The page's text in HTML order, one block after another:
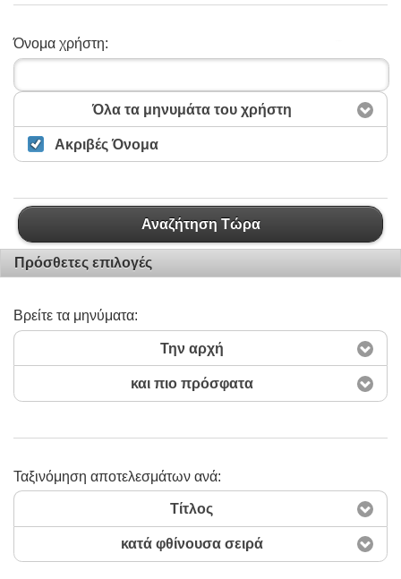
Όνομα χρήστη:
Όλα τα μηνυμάτα του χρήστη
Ακριβές Όνομα
Αναζήτηση Τώρα
Πρόσθετες επιλογές
Βρείτε τα μηνύματα:
Την αρχή
και πιο πρόσφατα
Ταξινόμηση αποτελεσμάτων ανά:
Τίτλος
κατά φθίνουσα σειρά